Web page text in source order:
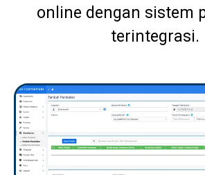
online dengan sistem
terintegrasi.